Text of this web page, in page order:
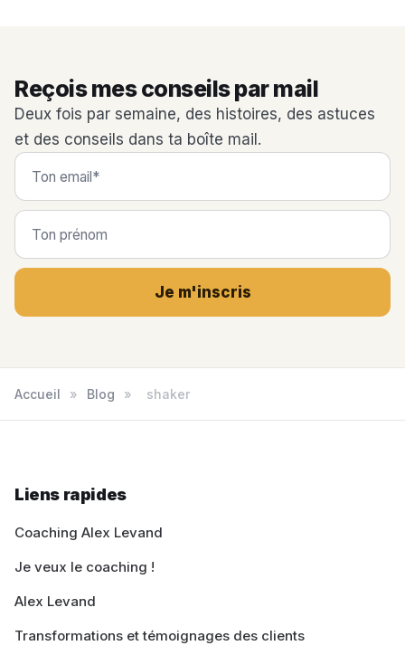
Reçois mes conseils par mail
Deux fois par semaine, des histoires, des astuces
et des conseils dans ta boîte mail.
Je m'inscris
Accueil » Blog » shaker
Liens rapides
Coaching Alex Levand
Je veux le coaching !
Alex Levand
Transformations et témoignages des clients